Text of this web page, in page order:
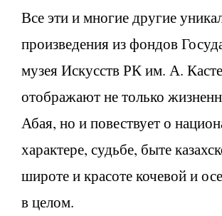
Все эти и многие другие
произведения из фондов
музея Искусств РК им. А.
отображают не только
Абая, но и повествует о
характере, судьбе, быте
широте и красоте кочевой и
в целом.